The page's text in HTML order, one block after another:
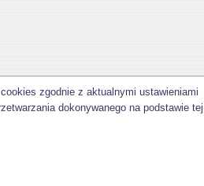
zgodnie z aktualnymi ustawieniami
dokonywanego na podstawie tej